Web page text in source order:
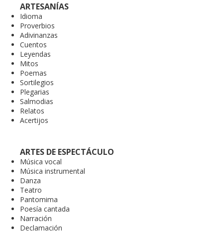
ARTESANÍAS
Idioma
Proverbios
Adivinanzas
Cuentos
Leyendas
Mitos
Poemas
Sortilegios
Plegarias
Salmodias
Relatos
Acertijos
ARTES DE ESPECTÁCULO
Música vocal
Música instrumental
Danza
Teatro
Pantomima
Poesía cantada
Narración
Declamación